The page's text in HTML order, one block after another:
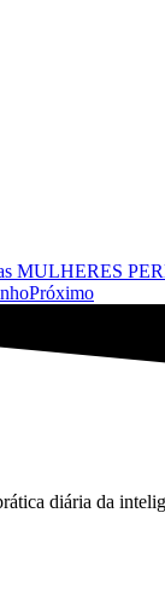
MULHERES
Próximo
diária da